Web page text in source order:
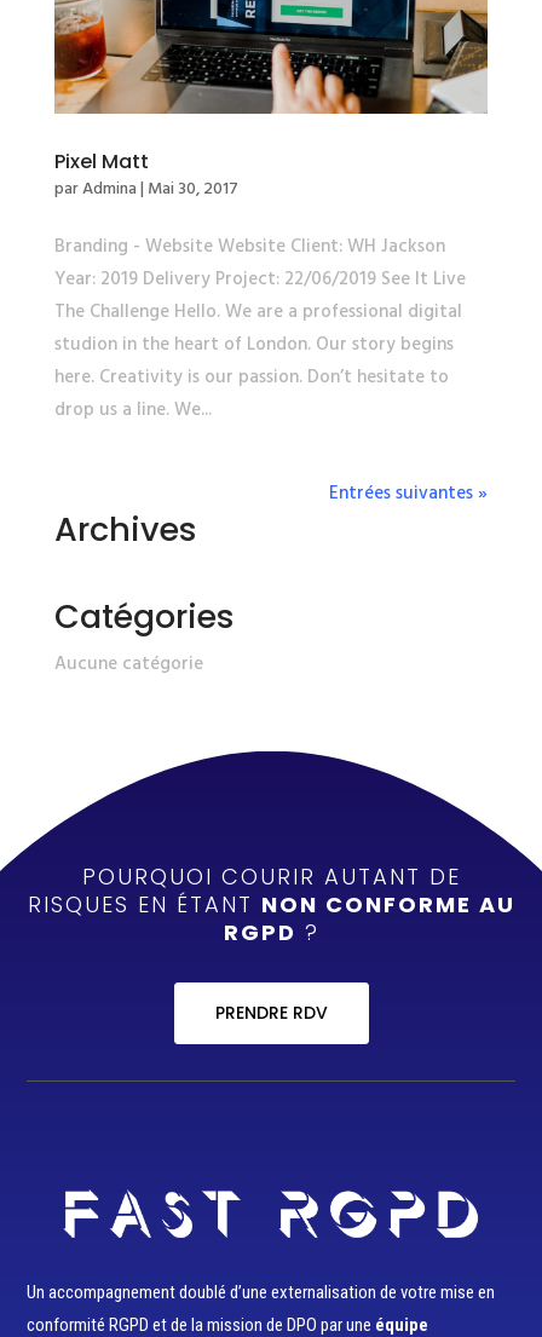
Pixel Matt
parAdmina| Mai 30, 2017
Branding - Website Website Client: WH Jackson
Year: 2019 Delivery Project: 22/06/2019 See It Live
The Challenge Hello. We are a professional digital
studion in the heart of London. Our story begins
here. Creativity is our passion. Don’t hesitate to
drop us a line. We...
Entrées suivantes »
Archives
Catégories
Aucune catégorie
POURQUOI COURIR AUTANT DE
RISQUES EN ÉTANT NON CONFORME AU
RGPD ?
PRENDRE RDV
Un accompagnement doublé d’une externalisation de votre mise en
conformité RGPD et de la mission de DPO par une équipe